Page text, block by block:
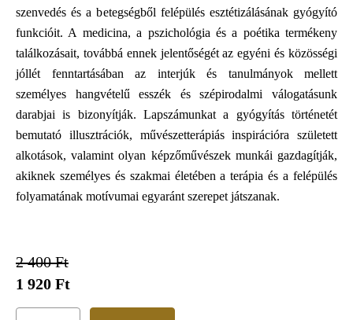
szenvedés és a betegségből felépülés esztétizálásának gyógyító
funkcióit. A medicina, a pszichológia és a poétika termékeny
találkozásait, továbbá ennek jelentőségét az egyéni és közösségi
jóllét fenntartásában az interjúk és tanulmányok mellett
személyes hangvételű esszék és szépirodalmi válogatásunk
darabjai is bizonyítják. Lapszámunkat a gyógyítás történetét
bemutató illusztrációk, művészetterápiás inspirációra született
alkotások, valamint olyan képzőművészek munkái gazdagítják,
akiknek személyes és szakmai életében a terápia és a felépülés
folyamatának motívumai egyaránt szerepet játszanak.
2 400 Ft
1 920 Ft